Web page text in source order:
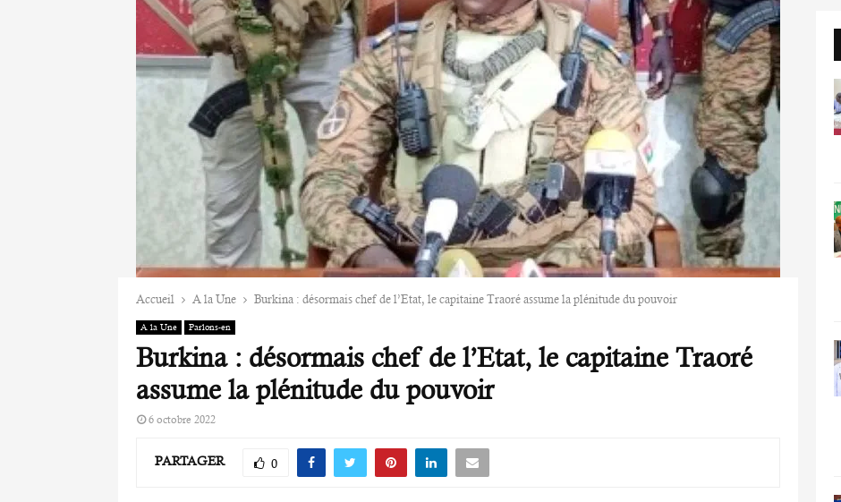
Accueil A la Une Burkina : désormais chef de l’Etat, le capitaine Traoré assume la plénitude du pouvoir
A la Une Parlons-en
Burkina : désormais chef de l’Etat, le capitaine Traoré
assume la plénitude du pouvoir
6 octobre 2022
PARTAGER 0
r